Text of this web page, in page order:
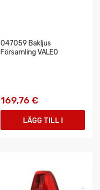
047059 Bakljus
Församling VALEO
169,76 €
LÄGG TILL I